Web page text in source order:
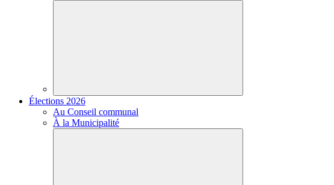
Élections 2026
Au Conseil communal
À la Municipalité